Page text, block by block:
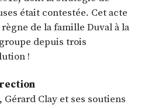
était contestée. Cet acte
de la famille Duval à la
depuis trois
!
Clay et ses soutiens